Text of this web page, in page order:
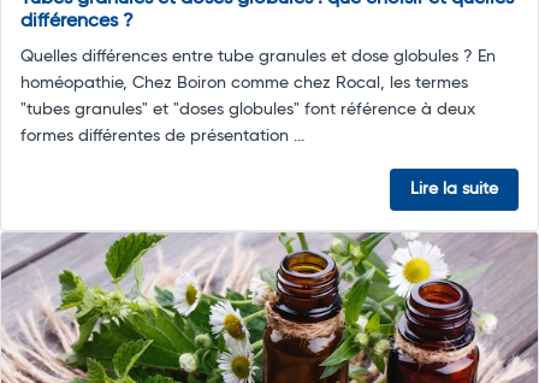
différences ?
Quelles différences entre tube granules et dose globules ? En
homéopathie, Chez Boiron comme chez Rocal, les termes
"tubes granules" et "doses globules" font référence à deux
formes différentes de présentation ...
Lire la suite